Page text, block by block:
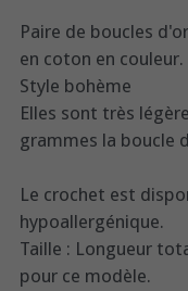
Paire de boucles
en coton en couleur.
Style bohème
Elles sont très
grammes la boucle
Le crochet est
hypoallergénique.
Taille : Longueur
pour ce modèle.